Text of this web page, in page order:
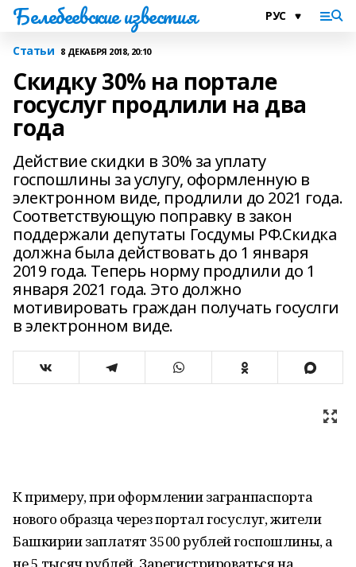
Белебеевские известия
Статьи 8 ДЕКАБРЯ 2018, 20:10
Скидку 30% на портале
госуслуг продлили на два
года
Действие скидки в 30% за уплату
госпошлины за услугу, оформленную в
электронном виде, продлили до 2021 года.
Соответствующую поправку в закон
поддержали депутаты Госдумы РФ.Скидка
должна была действовать до 1 января
2019 года. Теперь норму продлили до 1
января 2021 года. Это должно
мотивировать граждан получать госуслги
в электронном виде.
К примеру, при оформлении загранпаспорта
нового образца через портал госуслуг, жители
Башкирии заплатят 3500 рублей госпошлины, а